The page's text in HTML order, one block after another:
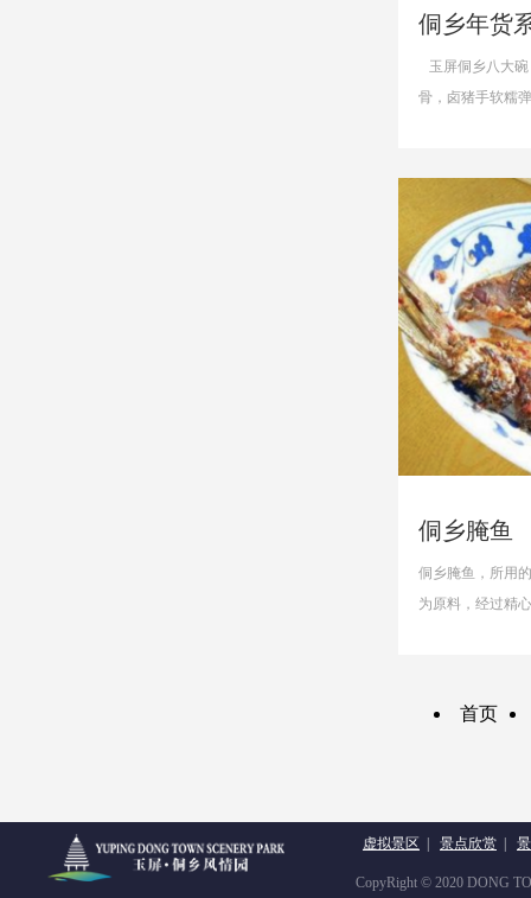
侗乡年货
玉屏侗乡八大
骨，卤猪手软糯
侗乡腌鱼
侗乡腌鱼，所用
为原料，经过精
首页
虚拟景区 景点欣赏
CopyRight © 2020 DONG